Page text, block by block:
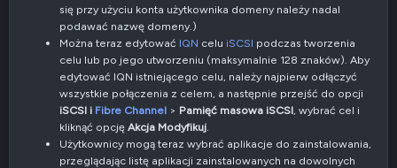
się przy użyciu konta użytkownika domeny należy nadal
podawać nazwę domeny.)
Można teraz edytować IQN celu iSCSI podczas tworzenia
celu lub po jego utworzeniu (maksymalnie 128 znaków). Aby
edytować IQN istniejącego celu, należy najpierw odłączyć
wszystkie połączenia z celem, a następnie przejść do opcji
iSCSI i Fibre Channel > Pamięć masowa iSCSI , wybrać cel i
kliknąć opcję Akcja Modyfikuj
Użytkownicy mogą teraz wybrać aplikacje do zainstalowania,
przeglądając listę aplikacji zainstalowanych na dowolnych